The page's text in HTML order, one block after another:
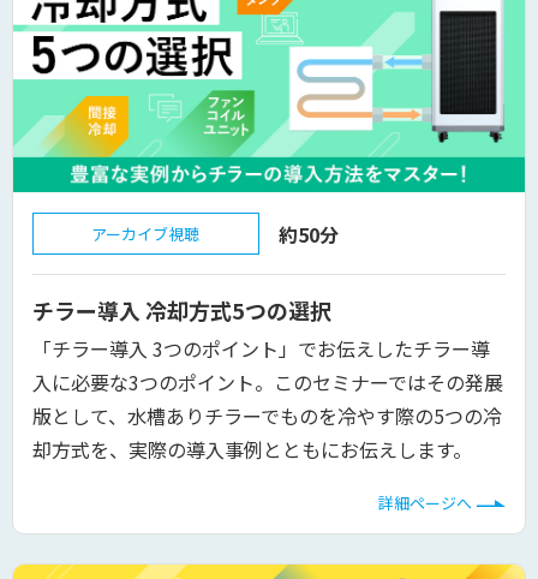
アーカイブ視聴 約50分
チラー導入 冷却方式5つの選択
「チラー導入 3つのポイント」でお伝えしたチラー導
入に必要な3つのポイント。このセミナーではその発展
版として、水槽ありチラーでものを冷やす際の5つの冷
却方式を、実際の導入事例とともにお伝えします。
詳細ページへ